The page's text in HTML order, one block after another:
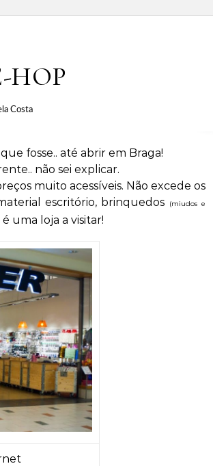
HOP
Costa
fosse.. até abrir em Braga!
não sei explicar.
muito acessíveis. Não excede os
escritório, brinquedos
(miudos e
uma loja a visitar!